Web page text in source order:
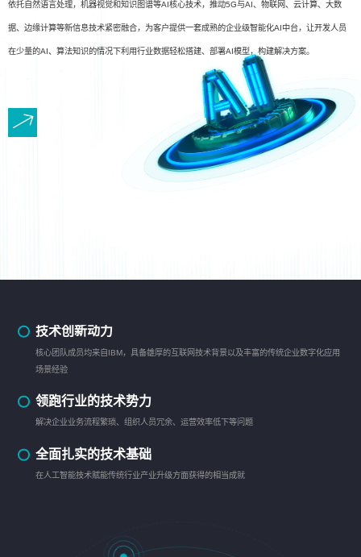
依托自然语言处理，机器视觉和知识图谱等AI核心技术，推动5G与AI、物联网、云计算、大数
据、边缘计算等新信息技术紧密融合，为客户提供一套成熟的企业级智能化AI中台，让开发人员
在少量的AI、算法知识的情况下利用行业数据轻松搭建、部署AI模型，构建解决方案。
技术创新动力
核心团队成员均来自IBM，具备雄厚的互联网技术背景以及丰富的传统企业数字化应用
场景经验
领跑行业的技术势力
解决企业业务流程繁琐、组织人员冗余、运营效率低下等问题
全面扎实的技术基础
在人工智能技术赋能传统行业产业升级方面获得的相当成就